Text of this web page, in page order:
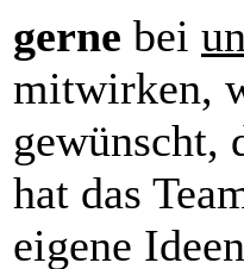
gerne bei
mitwirken,
gewünscht,
hat das
eigene